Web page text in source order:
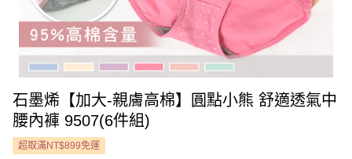
石墨烯【加大-親膚高棉】圓點小熊 舒適透氣中
腰內褲 9507(6件組)
超取滿NT$899免運